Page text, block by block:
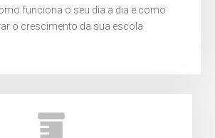
funciona o seu dia a dia e como
o crescimento da sua escola